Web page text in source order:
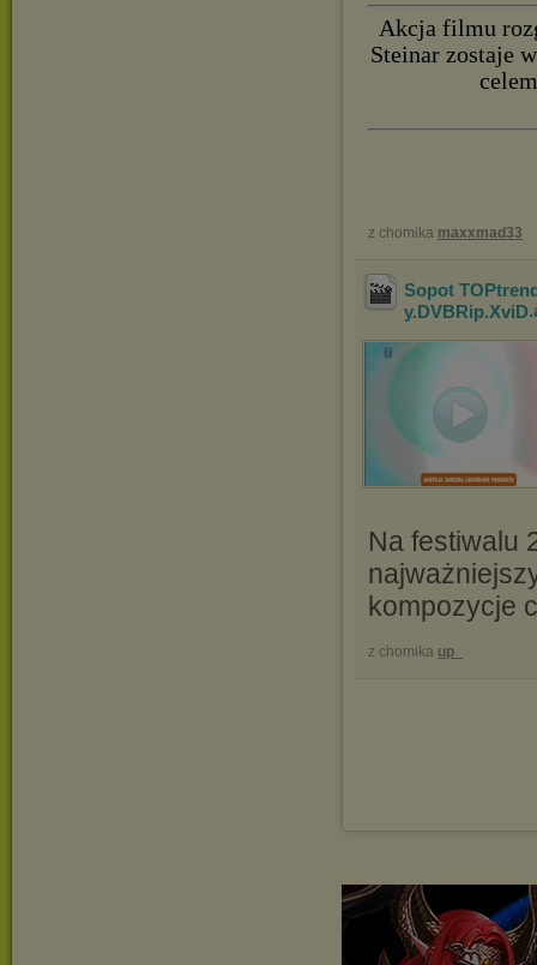
Akcja filmu
Steinar zostaje
z chomika maxxmad33
Sopot
y.DVBRip.XviD
Na festiwalu
kompozycje
z chomika up_